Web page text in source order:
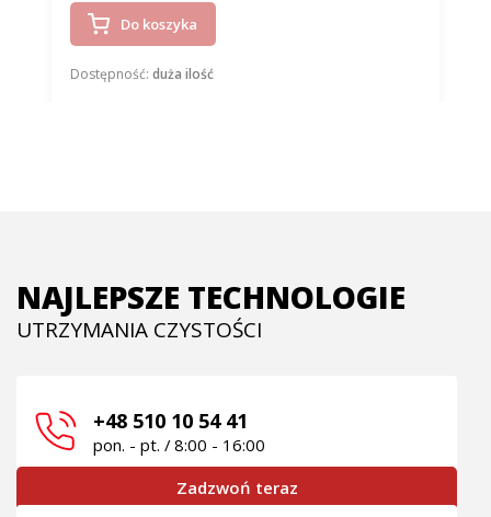
Do koszyka
Dostępność: duża ilość
NAJLEPSZE TECHNOLOGIE
UTRZYMANIA CZYSTOŚCI
+48 510 10 54 41
pon. - pt. / 8:00 - 16:00
Zadzwoń teraz